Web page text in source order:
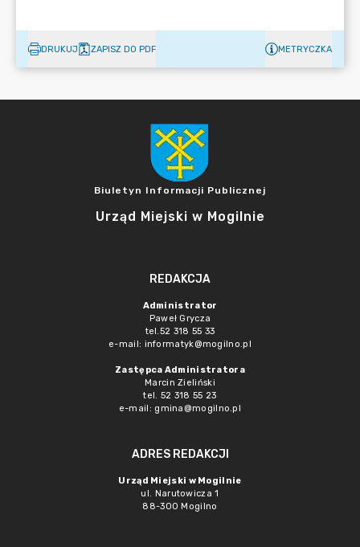
DRUKUJ ZAPISZ DO PDF METRYCZKA
Biuletyn Informacji Publicznej
Urząd Miejski w Mogilnie
REDAKCJA
Administrator
Paweł Grycza
tel.52 318 55 33
e-mail: informatyk@mogilno.pl
Zastępca Administratora
Marcin Zieliński
tel. 52 318 55 23
e-mail: gmina@mogilno.pl
ADRES REDAKCJI
Urząd Miejski w Mogilnie
ul. Narutowicza 1
88-300 Mogilno